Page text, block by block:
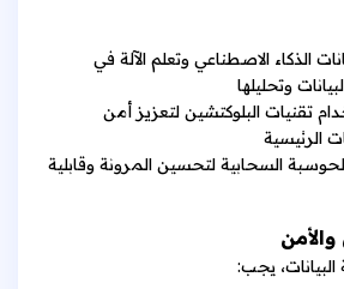
الذكاء الاصطناعي وتعلم الآلة في
وتحليلها
تقنيات البلوكتشين لتعزيز أمن
الرئيسية
السحابية لتحسين المرونة وقابلية
يجب: